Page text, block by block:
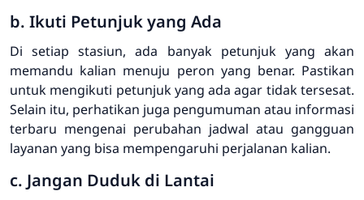
b. Ikuti Petunjuk yang Ada
Di setiap stasiun, ada banyak petunjuk yang akan
memandu kalian menuju peron yang benar. Pastikan
untuk mengikuti petunjuk yang ada agar tidak tersesat.
Selain itu, perhatikan juga pengumuman atau informasi
terbaru mengenai perubahan jadwal atau gangguan
layanan yang bisa mempengaruhi perjalanan kalian.
c. Jangan Duduk di Lantai